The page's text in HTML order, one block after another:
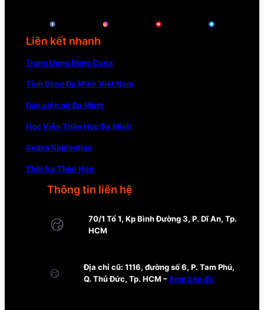
Liên kết nhanh
Trung Ương Dòng Curia
Tỉnh Dòng Đa Minh Việt Nam
Đan viện nữ Đa Minh
Học Viện Thần Học Đa Minh
Sedes Sapientiae
Thời Sự Thần Học
Thông tin liên hệ
70/1 Tổ 1, Kp Bình Đường 3, P. Dĩ An, Tp.
HCM
Địa chỉ cũ: 1116, đường số 6, P. Tam Phú,
Q. Thủ Đức, Tp. HCM –Xem bản đồ